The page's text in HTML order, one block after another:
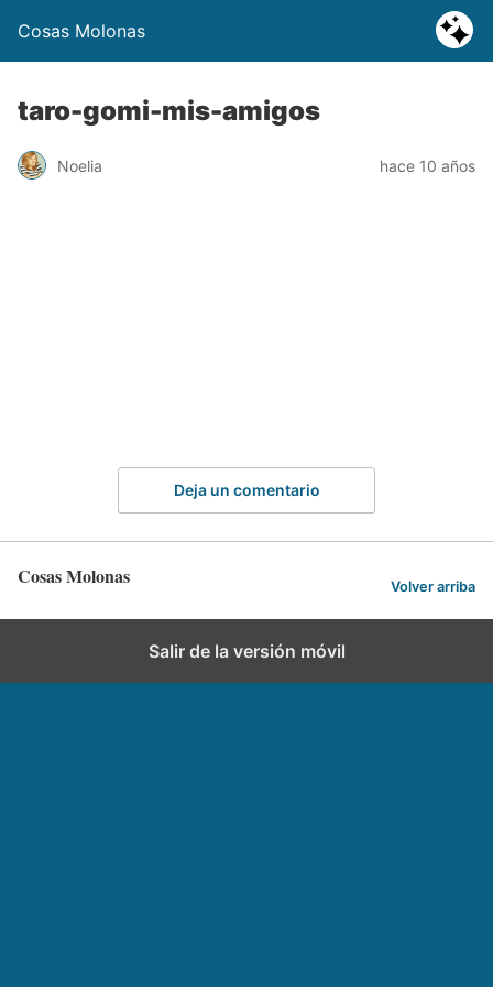
Cosas Molonas
taro-gomi-mis-amigos
Noelia hace 10 años
Deja un comentario
Cosas Molonas Volver arriba
Salir de la versión móvil